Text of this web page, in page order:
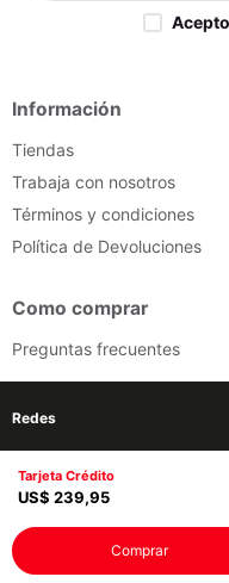
Tarjeta Crédito
US$ 239,95
Comprar
Información
Tiendas
Trabaja con nosotros
Términos y condiciones
Política de Devoluciones
Como comprar
Preguntas frecuentes
Redes
© 2026 - Todos los